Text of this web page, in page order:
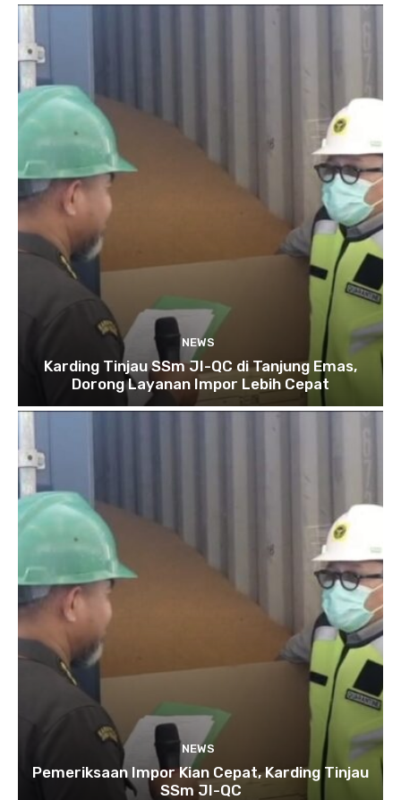
NEWS
Karding Tinjau SSm JI-QC di Tanjung Emas,
Dorong Layanan Impor Lebih Cepat
NEWS
Pemeriksaan Impor Kian Cepat, Karding Tinjau
SSm JI-QC